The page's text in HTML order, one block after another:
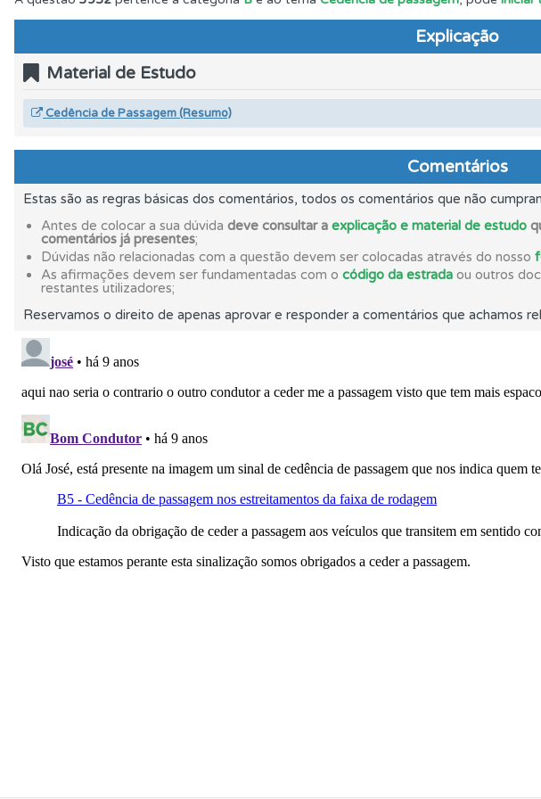
Perfil O Índice Bom Condutor dá-lhe uma ideia da sua preparação para o
Veja os testemunhos dos nossos utilizadores e deixe o seu!
Crie uma conta para poder partilhar o seu perfil com os seus amigos.
Testes Deve fazer o teste que recomendamos para obter os melhores
Perfil Tem um histórico dos seus testes no seu perfil.
Questões Consulte as explicações das questões para esclarecimentos adicionais.
Veja o nível de dificuldade do teste quando o termina.
Testes O teste "Erradas" apresenta-lhe questões que errou e não voltou a
Explicação
Material de Estudo
Cedência de Passagem (Resumo)
Comentários
Estas são as regras básicas dos comentários, todos os comentários que não
Antes de colocar a sua dúvida deve consultar a explicação e material de estudo
comentários já presentes;
Dúvidas não relacionadas com a questão devem ser colocadas através do nosso
As afirmações devem ser fundamentadas com o código da estrada ou outros
restantes utilizadores;
Reservamos o direito de apenas aprovar e responder a comentários que achamos